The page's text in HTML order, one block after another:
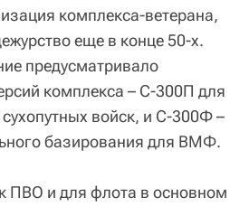
комплекса-ветерана,
еще в конце 50-х.
предусматривало
комплекса – С-300П для
войск, и С-300Ф –
базирования для ВМФ.
ПВО и для флота в основном